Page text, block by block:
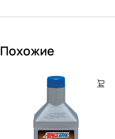
Похожие